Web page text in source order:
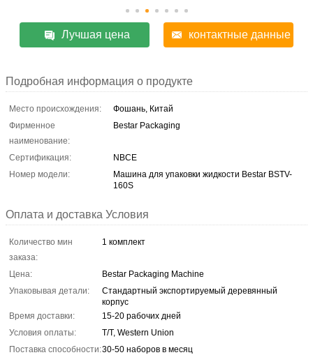
Лучшая цена контактные данные
Подробная информация о продукте
Место происхождения:
Фошань, Китай
Фирменное
наименование:
Bestar Packaging
Сертификация:
NBCE
Номер модели:
Машина для упаковки жидкости Bestar BSTV-
160S
Оплата и доставка Условия
Количество мин
заказа:
1 комплект
Цена:
Bestar Packaging Machine
Упаковывая детали:
Стандартный экспортируемый деревянный
корпус
Время доставки:
15-20 рабочих дней
Условия оплаты:
T/T, Western Union
Поставка способности:30-50 наборов в месяц